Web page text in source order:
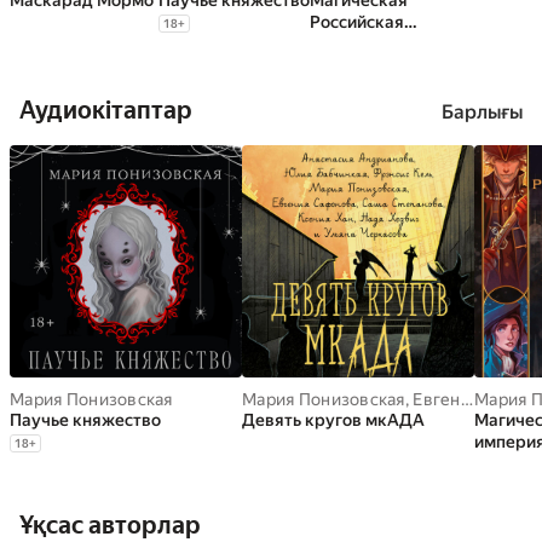
18+
Российская
Аудиокітаптар Барлығы
Мария Понизовская
Паучье княжество
18+
Мария Понизовская, Евгения Сафонова
Девять кругов мкАДА
Мария
Ұқсас авторлар